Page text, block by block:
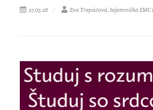
27.03.26 Eva Trepáčová, tajomníčka EMC